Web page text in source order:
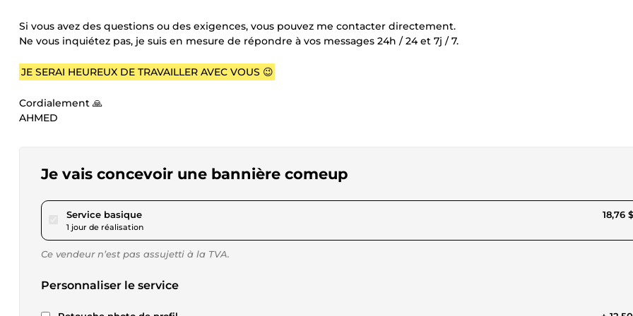
Si vous avez des questions ou des exigences, vous pouvez me contacter directement.
Ne vous inquiétez pas, je suis en mesure de répondre à vos messages 24h / 24 et 7j / 7.
JE SERAI HEUREUX DE TRAVAILLER AVEC VOUS 😉
Cordialement 🙏
AHMED
Je vais concevoir une bannière comeup
Service basiquepour 17,29 $US
1 jour de réalisation
18,76
Ce vendeur n’est pas assujetti à la TVA.
Personnaliser le service